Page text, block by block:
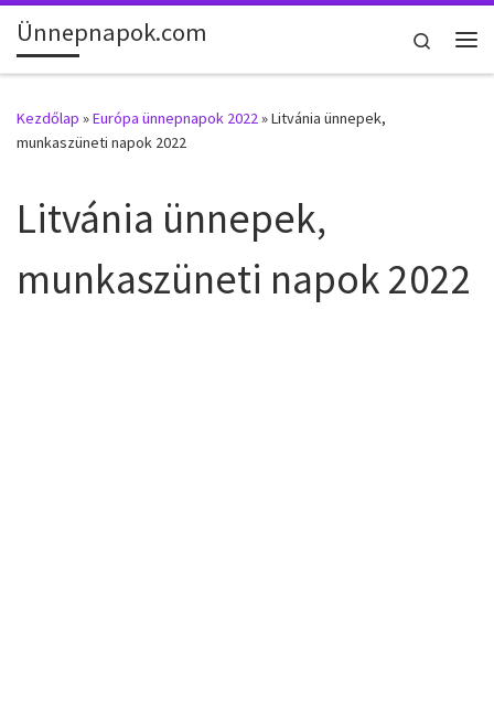
Skip to content
Ünnepnapok.com
Search
Kezdőlap »Európa ünnepnapok 2022»Litvánia ünnepek,
munkaszüneti napok 2022
Litvánia ünnepek,
munkaszüneti napok 2022